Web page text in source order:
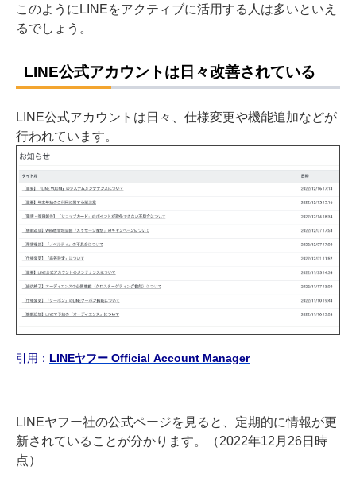
このようにLINEをアクティブに活用する人は多いといえ
るでしょう。
LINE公式アカウントは日々改善されている
LINE公式アカウントは日々、仕様変更や機能追加などが
行われています。
引用： LINEヤフー Official Account Manager
LINEヤフー社の公式ページを見ると、定期的に情報が更
新されていることが分かります。（2022年12月26日時
点）